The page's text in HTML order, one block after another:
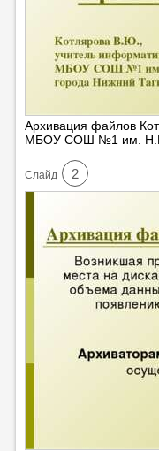
Архивация файлов
МБОУ СОШ №1 им.
Cлайд 2